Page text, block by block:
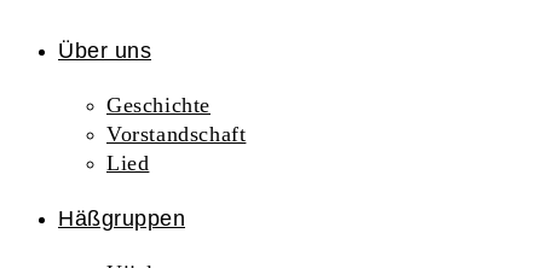
Über uns
Geschichte
Vorstandschaft
Lied
Häßgruppen